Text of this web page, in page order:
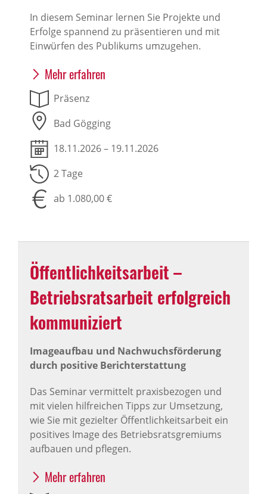
In diesem Seminar lernen Sie Projekte und
Erfolge spannend zu präsentieren und mit
Einwürfen des Publikums umzugehen.
Mehr erfahren
Präsenz
Bad Gögging
18.11.2026 – 19.11.2026
2 Tage
ab 1.080,00 €
Öffent­lich­keits­ar­beit –
Betriebs­rats­ar­beit erfolg­reich
kommu­ni­ziert
Imageaufbau und Nachwuchsförderung
durch positive Berichterstattung
Das Seminar vermittelt praxisbezogen und
mit vielen hilfreichen Tipps zur Umsetzung,
wie Sie mit gezielter Öffentlichkeitsarbeit ein
positives Image des Betriebsratsgremiums
aufbauen und pflegen.
Mehr erfahren